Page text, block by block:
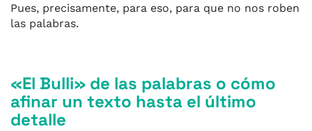
Pues, precisamente, para eso, para que no nos roben
las palabras.
«El Bulli» de las palabras o cómo
afinar un texto hasta el último
detalle